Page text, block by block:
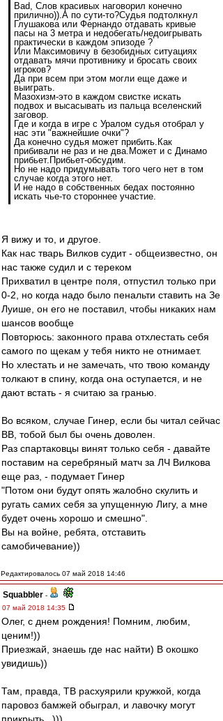
Bad, Слов красивых наговорил конечно
прилично)).А по сути-то?Судья подтолкнул
Глушакова или Фернандо отдавать кривые
пасы на 3 метра и недобегать/недоигрывать
практически в каждом эпизоде ?
Или Максимовичу в безобидных ситуациях
отдавать мячи противнику и бросать своих
игроков?
Да при всем при этом могли еще даже и
выиграть.
Мазохизм-это в каждом свистке искать
подвох и высасывать из пальца вселенский
заговор.
Где и когда в игре с Уралом судья отобрал у
нас эти "важнейшие очки"?
Да конечно судья может прибить.Как
прибивали не раз и не два.Может и с Динамо
прибьет.Прибьет-обсудим.
Но не надо придумывать того чего нет в том
случае когда этого нет.
И не надо в собственных бедах постоянно
искать чье-то стороннее участие.
Я вижу и то, и другое.
Как нас тварь Вилков судит - общеизвестно, он
нас также судил и с тереком
Прихватил в центре поля, отпустил только при
0-2, но когда надо было пенальти ставить на Зе
Луише, он его не поставил, чтобы никаких нам
шансов вообще
Повторюсь: законного права отхлестать себя
самого по щекам у тебя никто не отнимает.
Но хлестать и не замечать, что твою команду
толкают в спину, когда она оступается, и не
дают встать - я считаю за гранью.
Во всяком, случае Гинер, если бы читал сейчас
ВВ, тобой был бы очень доволен.
Раз спартаковцы винят только себя - давайте
поставим на серебряный матч за ЛЧ Вилкова
еще раз, - подумает Гинер
"Потом они будут опять жалобно скулить и
ругать самих себя за упущенную Лигу, а мне
будет очень хорошо и смешно".
Вы на войне, ребята, отставить
самобичевание))
Редактировалось 07 май 2018 14:46
Squabbler -
07 май 2018 14:35
Олег, с днем рождения! Помним, любим,
ценим!))
Приезжай, знаешь где нас найти) В окошко
увидишь))
Там, правда, ТВ расхуярили кружкой, когда
паровоз бамжей обыграл, и лавочку могут